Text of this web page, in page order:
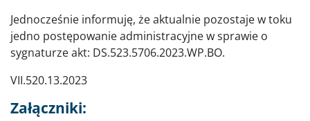
Jednocześnie informuję, że aktualnie pozostaje w toku
jedno postępowanie administracyjne w sprawie o
sygnaturze akt: DS.523.5706.2023.WP.BO.
VII.520.13.2023
Załączniki: